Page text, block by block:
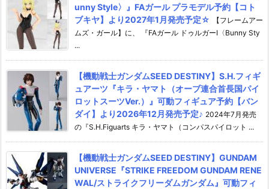
unny Style〉』FAガール プラモデル予約【コト
ブキヤ】より2027年1月発売予定☆
【フレームアー
ムズ・ガール】に、 『FAガール ドゥルガーI〈Bunny Sty
...
【機動戦士ガンダムSEED DESTINY】S.H.フィギ
ュアーツ『キラ・ヤマト（オーブ連合首長国パイ
ロットスーツVer.）』可動フィギュア予約【バン
ダイ】より2026年12月発売予定♪ 2024年7月発売
の『S.H.Figuarts キラ・ヤマト（コンパスパイロット ...
【機動戦士ガンダムSEED DESTINY】GUNDAM
UNIVERSE『STRIKE FREEDOM GUNDAM RENE
WAL/ストライクフリーダムガンダム』可動フィ